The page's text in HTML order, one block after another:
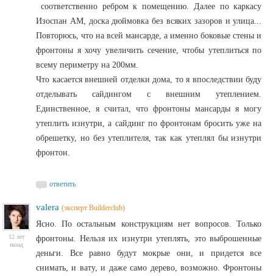
соответственно ребром к помещению. Далее по каркасу
Изоспан АМ, доска дюймовка без всяких зазоров и улица...
Повторюсь, что на всей мансарде, а именно боковые стены и
фронтоны я хочу увеличить сечение, чтобы утеплиться по
всему периметру на 200мм.
Что касается внешней отделки дома, то я впоследствии буду
отделывать сайдингом с внешним утеплением.
Единственное, я считал, что фронтоны мансарды я могу
утеплить изнутри, а сайдинг по фронтонам бросить уже на
обрешетку, но без утеплителя, так как утеплял бы изнутри
фронтон.
ответить
12 лет
назад
valera (эксперт Builderclub)
Ясно. По остальным конструкциям нет вопросов. Только
фронтоны. Нельзя их изнутри утеплять, это выброшенные
деньги. Все равно будут мокрые они, и придется все
снимать, и вату, и даже само дерево, возможно. Фронтоны